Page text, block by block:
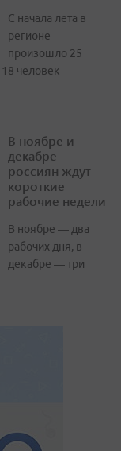
С начала лета в
регионе
произошло 25
человек
В ноябре и
декабре
россиян ждут
короткие
рабочие недели
В ноябре — два
рабочих дня, в
декабре — три